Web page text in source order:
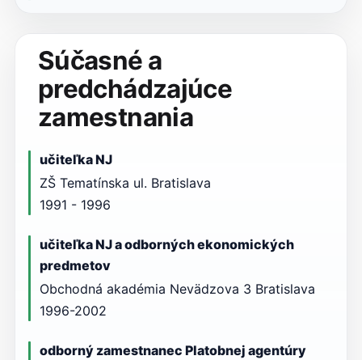
Súčasné a
predchádzajúce
zamestnania
učiteľka NJ
ZŠ Tematínska ul. Bratislava
1991 - 1996
učiteľka NJ a odborných ekonomických
predmetov
Obchodná akadémia Nevädzova 3 Bratislava
1996-2002
odborný zamestnanec Platobnej agentúry